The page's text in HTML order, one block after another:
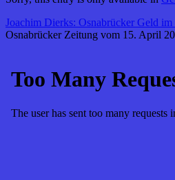
Joachim Dierks: Osnabrücker Geld
Osnabrücker Zeitung vom 15. April